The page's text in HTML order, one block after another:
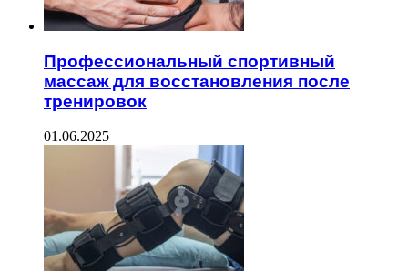
Профессиональный спортивный
массаж для восстановления после
тренировок
01.06.2025